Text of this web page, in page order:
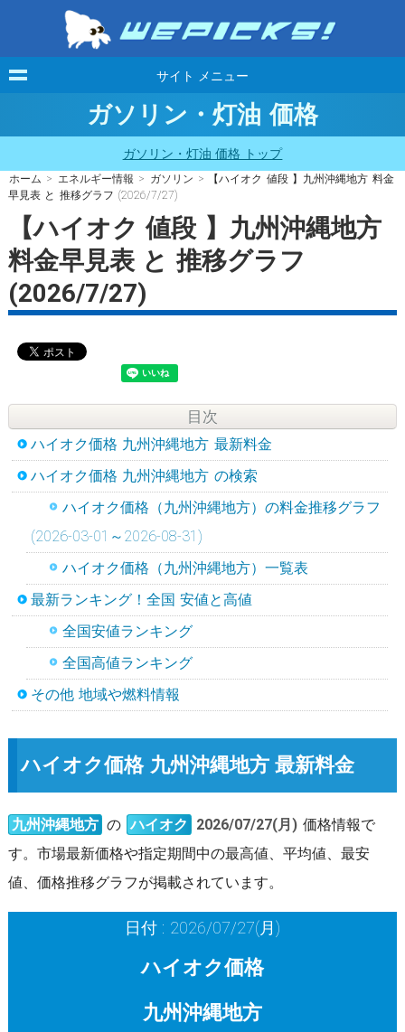
サイト メニュー
ガソリン・灯油 価格
ガソリン・灯油 価格 トップ
ホーム > エネルギー情報 > ガソリン > 【ハイオク 値段 】九州沖縄地方 料金
早見表 と 推移グラフ (2026/7/27)
【ハイオク 値段 】九州沖縄地方
料金早見表 と 推移グラフ
(2026/7/27)
目次
ハイオク価格 九州沖縄地方 最新料金
ハイオク価格 九州沖縄地方 の検索
ハイオク価格（九州沖縄地方）の料金推移グラフ
(2026-03-01～2026-08-31)
ハイオク価格（九州沖縄地方）一覧表
最新ランキング！全国 安値と高値
全国安値ランキング
全国高値ランキング
その他 地域や燃料情報
ハイオク価格 九州沖縄地方 最新料金
九州沖縄地方 の ハイオク 2026/07/27(月) 価格情報で
す。市場最新価格や指定期間中の最高値、平均値、最安
値、価格推移グラフが掲載されています。
日付 : 2026/07/27(月)
ハイオク価格
九州沖縄地方